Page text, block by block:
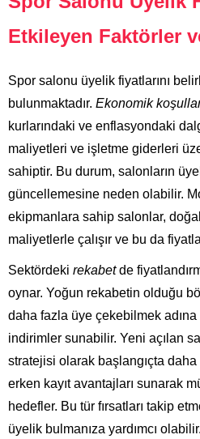
Etkileyen Faktörler
Spor salonu üyelik fiyatlarını
bulunmaktadır. Ekonomik
kurlarındaki ve enflasyondaki
maliyetleri ve işletme giderleri
sahiptir. Bu durum, salonların
güncellemesine neden olabilir.
ekipmanlara sahip salonlar,
maliyetlerle çalışır ve bu da
Sektördeki rekabetde
oynar. Yoğun rekabetin olduğu
daha fazla üye çekebilmek
indirimler sunabilir. Yeni açılan
stratejisi olarak başlangıçta
erken kayıt avantajları sunarak
hedefler. Bu tür fırsatları takip
üyelik bulmanıza yardımcı olabilir.